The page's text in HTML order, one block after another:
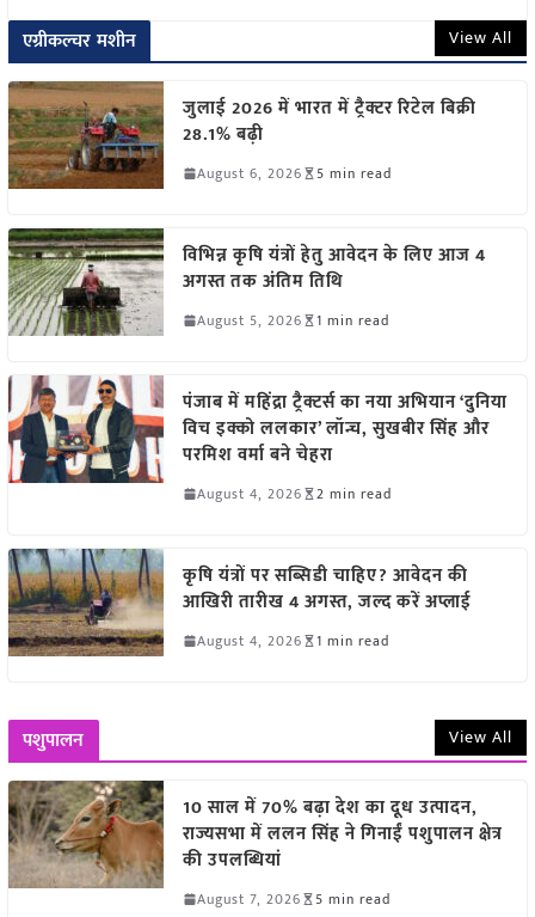
एग्रीकल्चर मशीन View All
जुलाई 2026 में भारत में ट्रैक्टर रिटेल बिक्री
28.1% बढ़ी
August 6, 2026 5 min read
विभिन्न कृषि यंत्रों हेतु आवेदन के लिए आज 4
अगस्त तक अंतिम तिथि
August 5, 2026 1 min read
पंजाब में महिंद्रा ट्रैक्टर्स का नया अभियान ‘दुनिया
विच इक्को ललकार’ लॉन्च, सुखबीर सिंह और
परमिश वर्मा बने चेहरा
August 4, 2026 2 min read
कृषि यंत्रों पर सब्सिडी चाहिए? आवेदन की
आखिरी तारीख 4 अगस्त, जल्द करें अप्लाई
August 4, 2026 1 min read
पशुपालन View All
10 साल में 70% बढ़ा देश का दूध उत्पादन,
राज्यसभा में ललन सिंह ने गिनाईं पशुपालन क्षेत्र
की उपलब्धियां
August 7, 2026 5 min read